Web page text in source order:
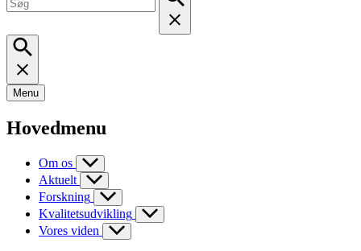
Menu
Hovedmenu
Om os
Aktuelt
Forskning
Kvalitetsudvikling
Vores viden